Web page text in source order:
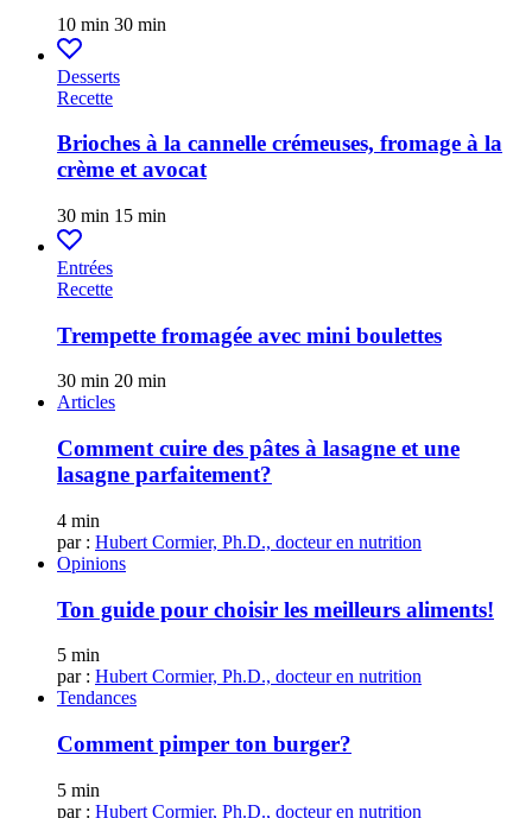
10 min 30 min
Desserts
Recette
Brioches à la cannelle crémeuses, fromage à la
crème et avocat
30 min 15 min
Entrées
Recette
Trempette fromagée avec mini boulettes
30 min 20 min
Articles
Comment cuire des pâtes à lasagne et une
lasagne parfaitement?
4 min
par : Hubert Cormier, Ph.D., docteur en nutrition
Opinions
Ton guide pour choisir les meilleurs aliments!
5 min
par : Hubert Cormier, Ph.D., docteur en nutrition
Tendances
Comment pimper ton burger?
5 min
par : Hubert Cormier, Ph.D., docteur en nutrition